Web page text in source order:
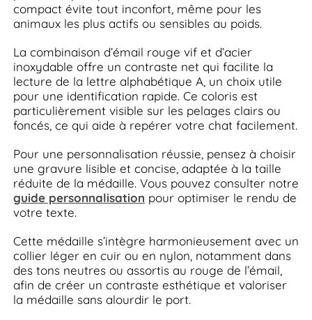
compact évite tout inconfort, même pour les
animaux les plus actifs ou sensibles au poids.
La combinaison d’émail rouge vif et d’acier
inoxydable offre un contraste net qui facilite la
lecture de la lettre alphabétique A, un choix utile
pour une identification rapide. Ce coloris est
particulièrement visible sur les pelages clairs ou
foncés, ce qui aide à repérer votre chat facilement.
Pour une personnalisation réussie, pensez à choisir
une gravure lisible et concise, adaptée à la taille
réduite de la médaille. Vous pouvez consulter notre
guide personnalisation pour optimiser le rendu de
votre texte.
Cette médaille s’intègre harmonieusement avec un
collier léger en cuir ou en nylon, notamment dans
des tons neutres ou assortis au rouge de l’émail,
afin de créer un contraste esthétique et valoriser
la médaille sans alourdir le port.